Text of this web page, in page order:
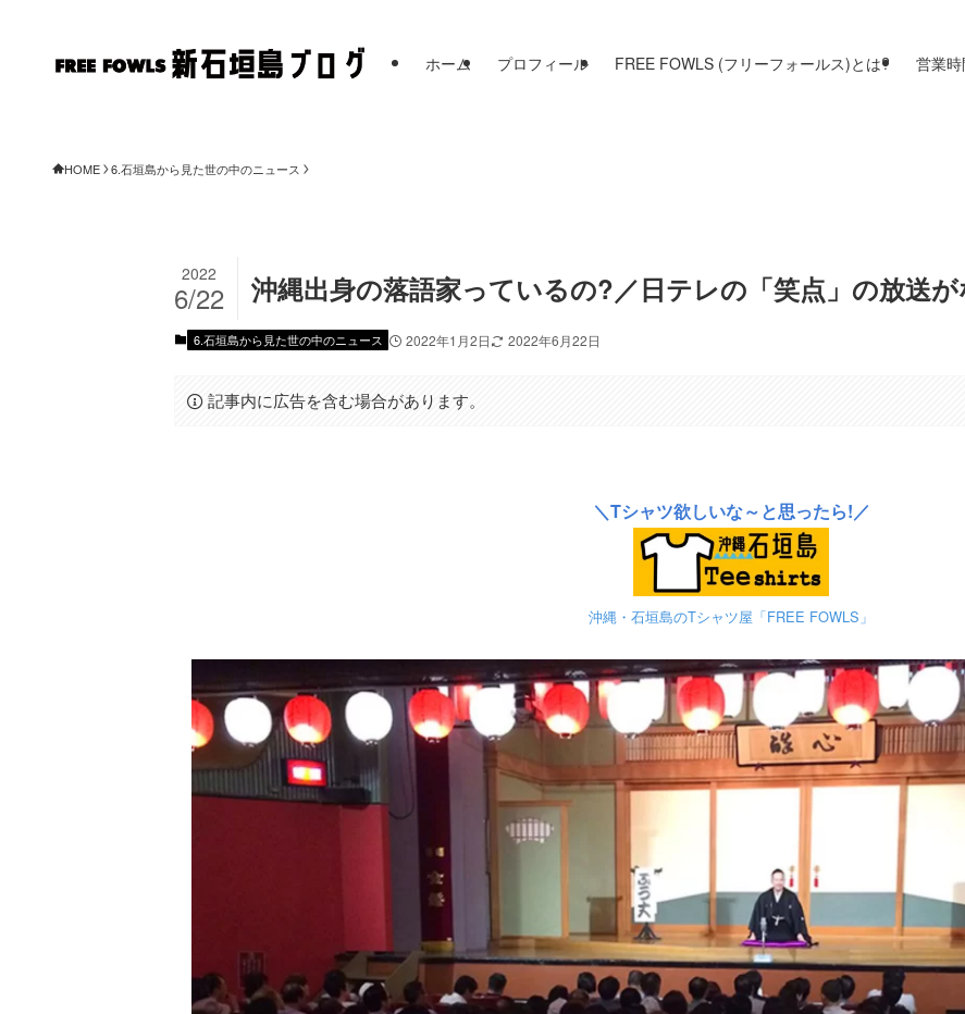
ホーム プロフィール FREE FOWLS (フリーフォールス)とは? 営業
HOME 6.石垣島から見た世の中のニュース
沖縄出身の落語家っているの?／日テレの「笑点」の放送
2022
6/22
6.石垣島から見た世の中のニュース 2022年1月2日 2022年6月22日
記事内に広告を含む場合があります。
＼Tシャツ欲しいな～と思ったら!／
沖縄・石垣島のTシャツ屋「FREE FOWLS」